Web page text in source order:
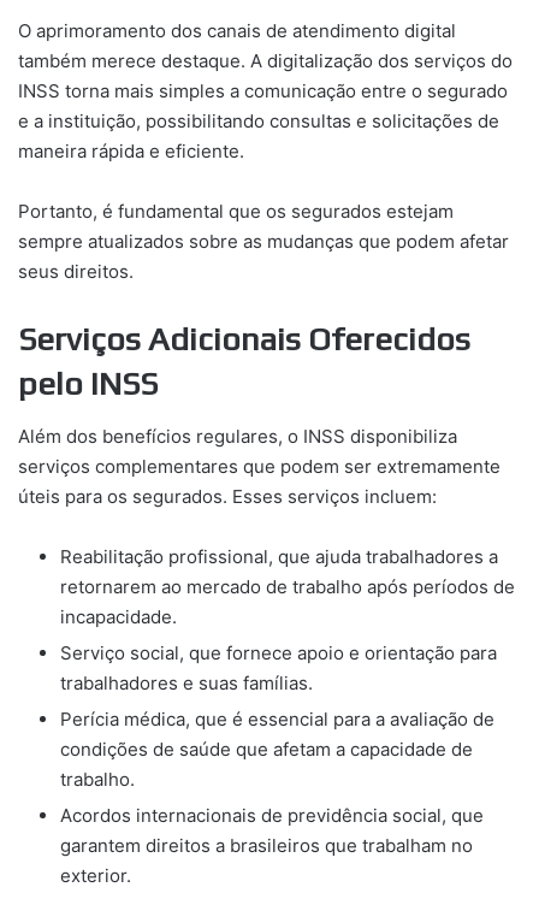
O aprimoramento dos canais de atendimento digital
também merece destaque. A digitalização dos serviços do
INSS torna mais simples a comunicação entre o segurado
e a instituição, possibilitando consultas e solicitações de
maneira rápida e eficiente.
Portanto, é fundamental que os segurados estejam
sempre atualizados sobre as mudanças que podem afetar
seus direitos.
Serviços Adicionais Oferecidos
pelo INSS
Além dos benefícios regulares, o INSS disponibiliza
serviços complementares que podem ser extremamente
úteis para os segurados. Esses serviços incluem:
Reabilitação profissional, que ajuda trabalhadores a
retornarem ao mercado de trabalho após períodos de
incapacidade.
Serviço social, que fornece apoio e orientação para
trabalhadores e suas famílias.
Perícia médica, que é essencial para a avaliação de
condições de saúde que afetam a capacidade de
trabalho.
Acordos internacionais de previdência social, que
garantem direitos a brasileiros que trabalham no
exterior.